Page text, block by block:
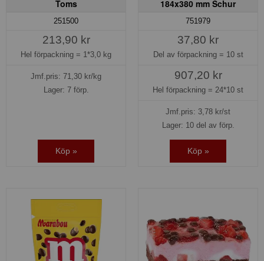
Toms
251500
213,90 kr
Hel förpackning = 1*3,0 kg
Jmf.pris: 71,30 kr/kg
Lager: 7 förp.
Köp »
184x380 mm Schur
751979
37,80 kr
Del av förpackning = 10 st
907,20 kr
Hel förpackning = 24*10 st
Jmf.pris: 3,78 kr/st
Lager: 10 del av förp.
Köp »